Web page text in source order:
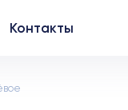
Контакты